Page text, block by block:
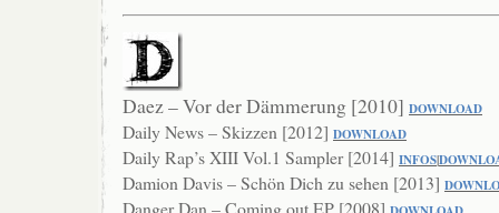
Daez – Vor der Dämmerung [2010] DOWNLOAD
Daily News – Skizzen [2012] DOWNLOAD
Daily Rap’s XIII Vol.1 Sampler [2014] INFOS|
Damion Davis – Schön Dich zu sehen [2013]